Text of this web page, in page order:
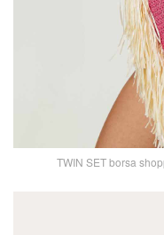
TWIN SET borsa